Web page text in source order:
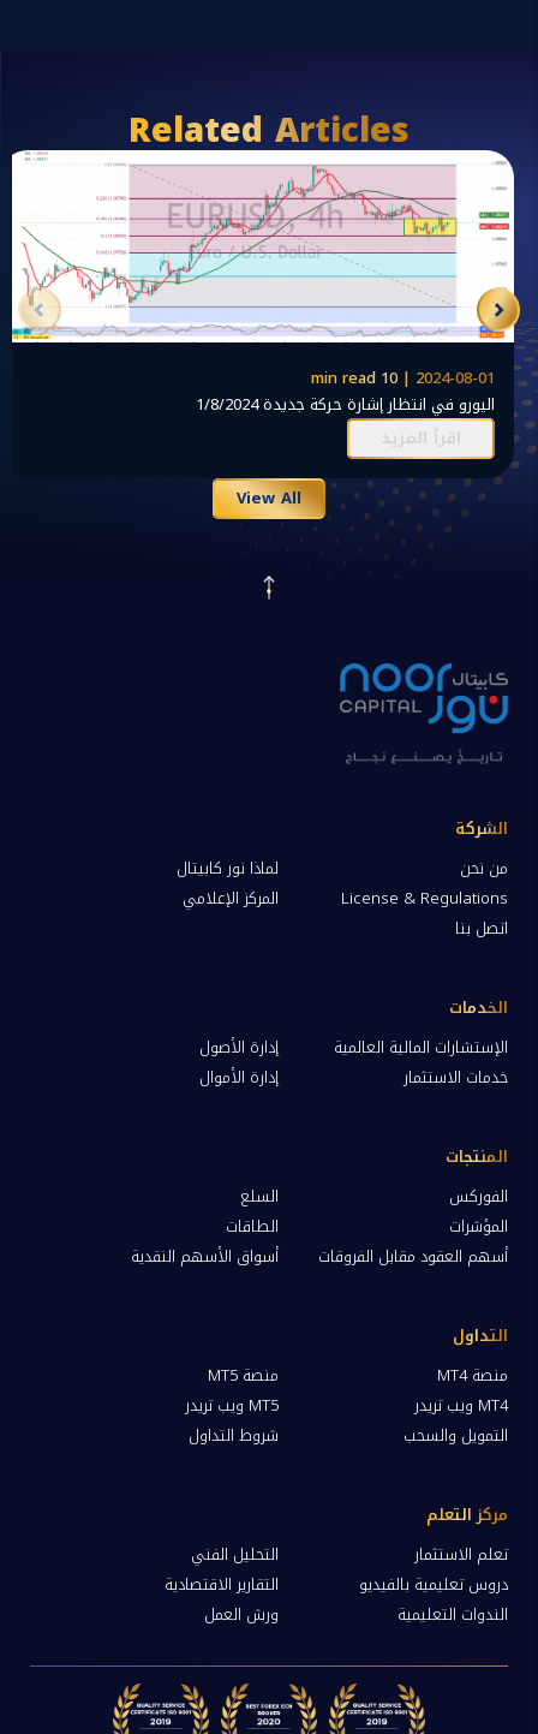
Related Articles
2024-08-01 | 10 min read
اليورو في انتظار إشارة حركة جديدة 1/8/2024
اقرأ المزيد
View All
الشركة
من نحن
لماذا نور كابيتال
License & Regulations
المركز الإعلامي
اتصل بنا
الخدمات
الإستشارات المالية العالمية
إدارة الأصول
خدمات الاستثمار
إدارة الأموال
المنتجات
الفوركس
السلع
المؤشرات
الطاقات
أسهم العقود مقابل الفروقات
أسواق الأسهم النقدية
التداول
منصة MT4
منصة MT5
MT4 ويب تريدر
MT5 ويب تريدر
التمويل والسحب
شروط التداول
مركز التعلم
تعلم الاستثمار
التحليل الفني
دروس تعليمية بالفيديو
التقارير الاقتصادية
الندوات التعليمية
ورش العمل